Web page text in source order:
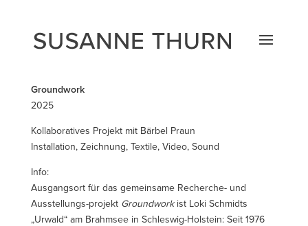
Groundwork
2025
Kollaboratives Projekt mit Bärbel Praun
Installation, Zeichnung, Textile, Video, Sound
Info:
Ausgangsort für das gemeinsame Recherche- und
Ausstellungs-projekt Groundworkist Loki Schmidts
„Urwald“ am Brahmsee in Schleswig-Holstein: Seit 1976